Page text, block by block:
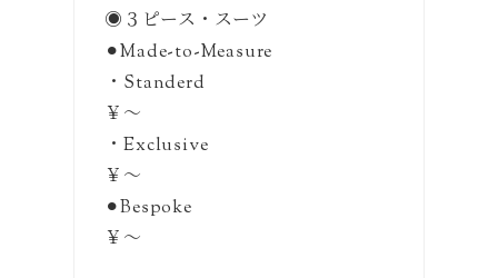
◉３ピース・スーツ
⚫︎Made-to-Measure
・Standerd
￥〜
・Exclusive
￥〜
⚫︎Bespoke
￥〜